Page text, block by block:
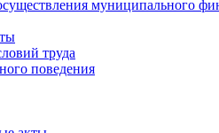
муниципального
труда
поведения